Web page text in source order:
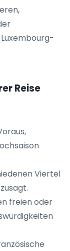
Reise
Viertel
freien oder